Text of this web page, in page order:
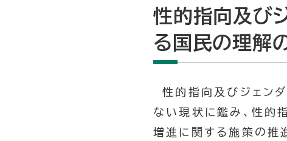
性的指向及び
る国民の理解
性的指向及びジェン
ない現状に鑑み、性的
増進に関する施策の推